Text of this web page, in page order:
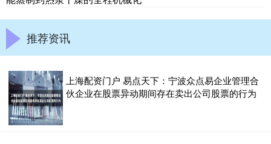
推荐资讯
上海配资门户 易点天下：宁波众点易企业管理合
伙企业在股票异动期间存在卖出公司股票的行为